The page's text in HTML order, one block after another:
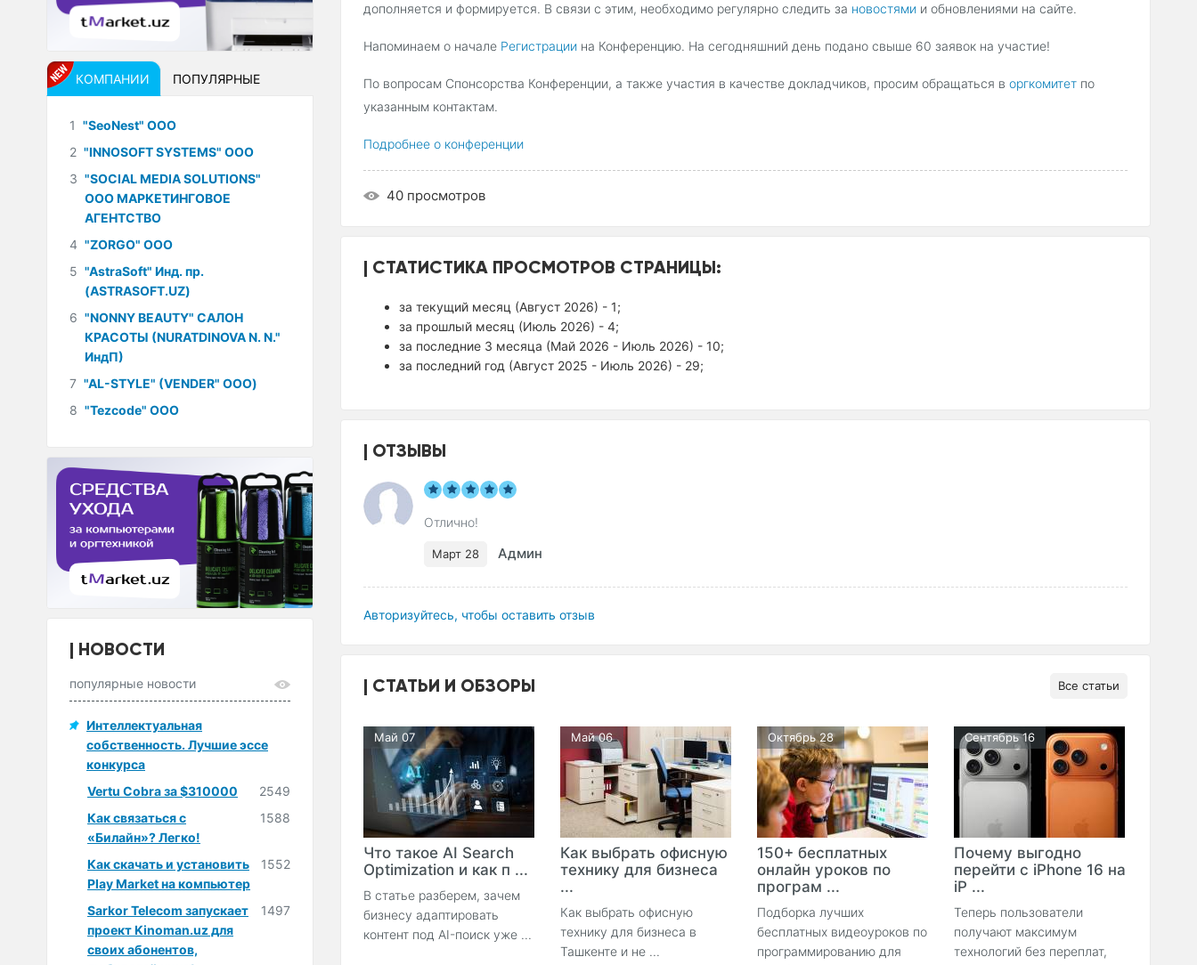
дополняется и формируется. В связи с этим, необходимо регулярно следить за новостями и обновлениями на сайте.
Напоминаем о начале Регистрации на Конференцию. На сегодняшний день подано свыше 60 заявок на участие!
По вопросам Спонсорства Конференции, а также участия в качестве докладчиков, просим обращаться воргкомитет по
указанным контактам.
Подробнее о конференции
40 просмотров
СТАТИСТИКА ПРОСМОТРОВ СТРАНИЦЫ:
за текущий месяц (Август 2026) - 1;
за прошлый месяц (Июль 2026) - 4;
за последние 3 месяца (Май 2026 - Июль 2026) - 10;
за последний год (Август 2025 - Июль 2026) - 29;
ОТЗЫВЫ
Отлично!
Март 28 Админ
Авторизуйтесь, чтобы оставить отзыв
СТАТЬИ И ОБЗОРЫ Все статьи
Май 07
Что такое AI Search
Optimization и как п ...
В статье разберем, зачем
бизнесу адаптировать
контент под AI-поиск уже ...
Май 06
Как выбрать офисную
технику для бизнеса
...
Как выбрать офисную
технику для бизнеса в
Ташкенте и не ...
Октябрь 28
150+ бесплатных
онлайн уроков по
програм ...
Подборка лучших
бесплатных видеоуроков по
программированию для
Сентябрь 16
Почему выгодно
перейти с iPhone 16 на
iP ...
Теперь пользователи
получают максимум
технологий без переплат,
КОМПАНИИ ПОПУЛЯРНЫЕ
1 "SeoNest" ООО
2 "INNOSOFT SYSTEMS" ООО
3 "SOCIAL MEDIA SOLUTIONS"
ООО МАРКЕТИНГОВОЕ
АГЕНТСТВО
4 "ZORGO" ООО
5 "AstraSoft" Инд. пр.
(ASTRASOFT.UZ)
6 "NONNY BEAUTY" САЛОН
КРАСОТЫ (NURATDINOVA N. N."
ИндП)
7 "AL-STYLE" (VENDER" ООО)
8 "Tezcode" ООО
НОВОСТИ
популярные новости
Интеллектуальная
собственность. Лучшие эссе
конкурса
Vertu Cobra за $310000
2549
Как связаться с
«Билайн»? Легко!
1588
Как скачать и установить
Play Market на компьютер
1552
Sarkor Telecom запускает
проект Kinoman.uz для
своих абонентов,
1497